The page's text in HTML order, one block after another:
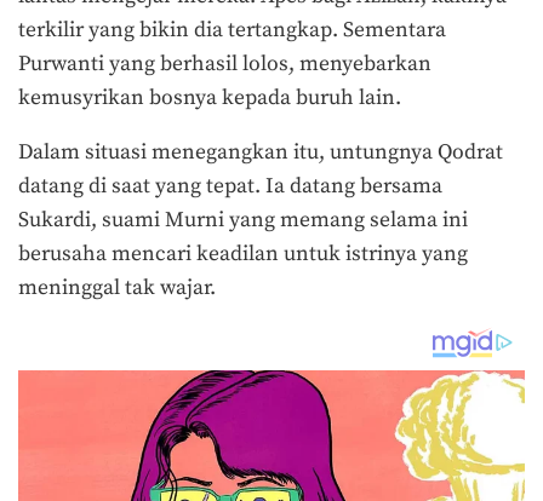
terkilir yang bikin dia tertangkap. Sementara
Purwanti yang berhasil lolos, menyebarkan
kemusyrikan bosnya kepada buruh lain.
Dalam situasi menegangkan itu, untungnya Qodrat
datang di saat yang tepat. Ia datang bersama
Sukardi, suami Murni yang memang selama ini
berusaha mencari keadilan untuk istrinya yang
meninggal tak wajar.